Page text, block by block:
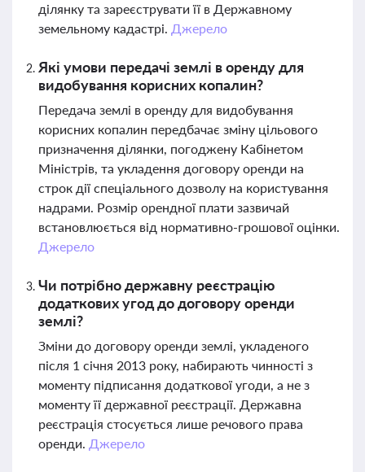
ділянку та зареєструвати її в Державному
земельному кадастрі. Джерело
Які умови передачі землі в оренду для
видобування корисних копалин?
Передача землі в оренду для видобування
корисних копалин передбачає зміну цільового
призначення ділянки, погоджену Кабінетом
Міністрів, та укладення договору оренди на
строк дії спеціального дозволу на користування
надрами. Розмір орендної плати зазвичай
встановлюється від нормативно-грошової оцінки.
Джерело
Чи потрібно державну реєстрацію
додаткових угод до договору оренди
землі?
Зміни до договору оренди землі, укладеного
після 1 січня 2013 року, набирають чинності з
моменту підписання додаткової угоди, а не з
моменту її державної реєстрації. Державна
реєстрація стосується лише речового права
оренди. Джерело